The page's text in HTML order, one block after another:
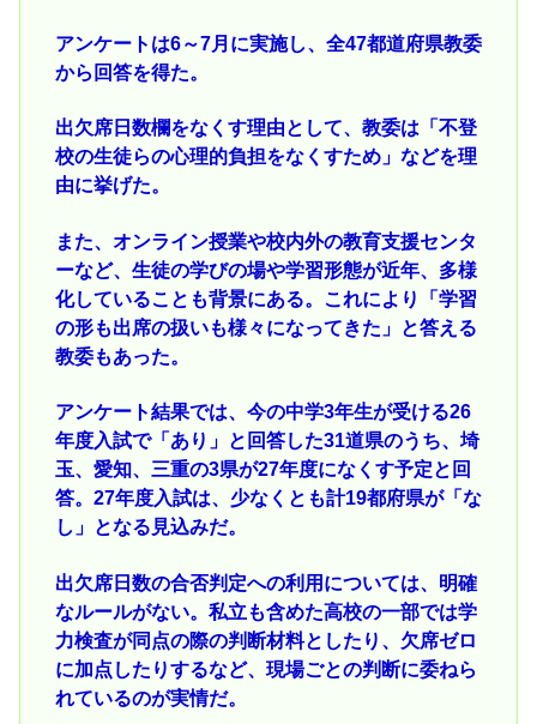
アンケートは6～7月に実施し、全47都道府県教委
から回答を得た。
出欠席日数欄をなくす理由として、教委は「不登
校の生徒らの心理的負担をなくすため」などを理
由に挙げた。
また、オンライン授業や校内外の教育支援センタ
ーなど、生徒の学びの場や学習形態が近年、多様
化していることも背景にある。これにより「学習
の形も出席の扱いも様々になってきた」と答える
教委もあった。
アンケート結果では、今の中学3年生が受ける26
年度入試で「あり」と回答した31道県のうち、埼
玉、愛知、三重の3県が27年度になくす予定と回
答。27年度入試は、少なくとも計19都府県が「な
し」となる見込みだ。
出欠席日数の合否判定への利用については、明確
なルールがない。私立も含めた高校の一部では学
力検査が同点の際の判断材料としたり、欠席ゼロ
に加点したりするなど、現場ごとの判断に委ねら
れているのが実情だ。